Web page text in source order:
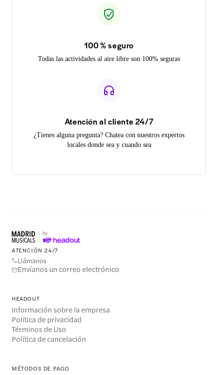
100 % seguro
Todas las actividades al aire libre son 100% seguras
Atención al cliente 24/7
¿Tienes alguna pregunta? Chatea con nuestros expertos
locales donde sea y cuando sea
ATENCIÓN 24/7
Llámanos
Envíanos un correo electrónico
HEADOUT
Información sobre la empresa
Política de privacidad
Términos de Uso
Política de cancelación
MÉTODOS DE PAGO